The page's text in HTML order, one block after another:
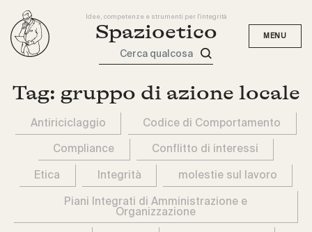
Idee, competenze e strumenti per l'integrità
Spazioetico
Cerca qualcosa
Tag: gruppo di azione locale
Antiriciclaggio Codice di Comportamento
Compliance Conflitto di interessi
Etica Integrità molestie sul lavoro
Piani Integrati di Amministrazione e
Organizzazione